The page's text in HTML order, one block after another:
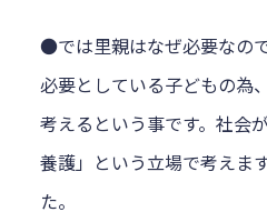
●では里親はなぜ必要なの
必要としている子どもの為
考えるという事です。社会
養護」という立場で考えま
た。